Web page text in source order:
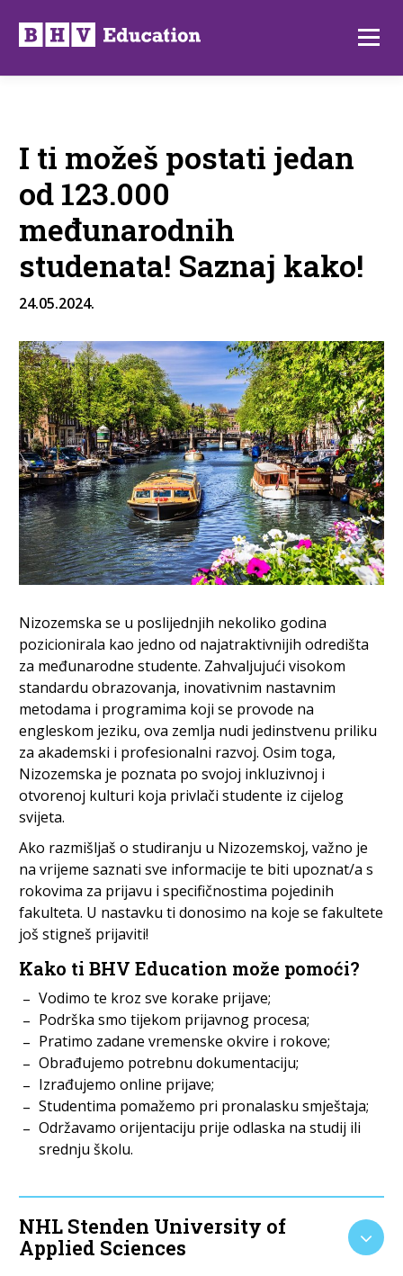
sadržaj
I ti možeš postati jedan
od 123.000
međunarodnih
studenata! Saznaj kako!
24.05.2024.
Nizozemska se u poslijednjih nekoliko godina
pozicionirala kao jedno od najatraktivnijih odredišta
za međunarodne studente. Zahvaljujući visokom
standardu obrazovanja, inovativnim nastavnim
metodama i programima koji se provode na
engleskom jeziku, ova zemlja nudi jedinstvenu priliku
za akademski i profesionalni razvoj. Osim toga,
Nizozemska je poznata po svojoj inkluzivnoj i
otvorenoj kulturi koja privlači studente iz cijelog
svijeta.
Ako razmišljaš o studiranju u Nizozemskoj, važno je
na vrijeme saznati sve informacije te biti upoznat/a s
rokovima za prijavu i specifičnostima pojedinih
fakulteta. U nastavku ti donosimo na koje se fakultete
još stigneš prijaviti!
Kako ti BHV Education može pomoći?
Vodimo te kroz sve korake prijave;
Podrška smo tijekom prijavnog procesa;
Pratimo zadane vremenske okvire i rokove;
Obrađujemo potrebnu dokumentaciju;
Izrađujemo online prijave;
Studentima pomažemo pri pronalasku smještaja;
Održavamo orijentaciju prije odlaska na studij ili
srednju školu.
NHL Stenden University of
Applied Sciences